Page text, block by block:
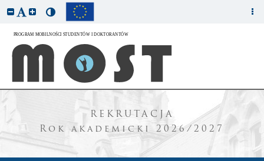
REKRUTACJA
Rok akademicki 2026/2027